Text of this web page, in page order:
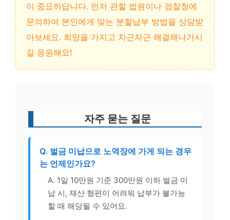
이 중요하답니다. 먼저 관할 법원이나 검찰청에
문의하여 본인에게 맞는 분할납부 방법을 상담받
아보세요. 희망을 가지고 차근차근 해결해나가시
길 응원해요!
자주 묻는 질문
Q. 벌금 미납으로 노역장에 가게 되는 경우
는 언제인가요?
A. 1일 10만원 기준 300만원 이하 벌금 미
납 시, 재산 형편이 어려워 납부가 불가능
할 때 해당될 수 있어요.